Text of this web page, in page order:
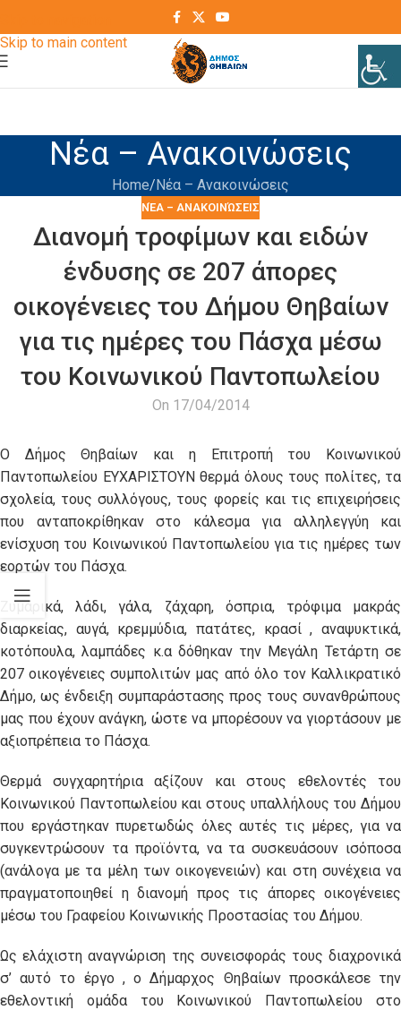
Skip to main content
Νέα – Ανακοινώσεις
Home Νέα – Ανακοινώσεις
ΝΈΑ – ΑΝΑΚΟΙΝΏΣΕΙΣ
Διανομή τροφίμων και ειδών
ένδυσης σε 207 άπορες
οικογένειες του Δήμου Θηβαίων
για τις ημέρες του Πάσχα μέσω
του Κοινωνικού Παντοπωλείου
On 17/04/2014
Ο Δήμος Θηβαίων και η Επιτροπή του Κοινωνικού
Παντοπωλείου ΕΥΧΑΡΙΣΤΟΥΝ θερμά όλους τους πολίτες, τα
σχολεία, τους συλλόγους, τους φορείς και τις επιχειρήσεις
που ανταποκρίθηκαν στο κάλεσμα για αλληλεγγύη και
ενίσχυση του Κοινωνικού Παντοπωλείου για τις ημέρες των
εορτών του Πάσχα.
Ζυμαρικά, λάδι, γάλα, ζάχαρη, όσπρια, τρόφιμα μακράς
διαρκείας, αυγά, κρεμμύδια, πατάτες, κρασί , αναψυκτικά,
κοτόπουλα, λαμπάδες κ.α δόθηκαν την Μεγάλη Τετάρτη σε
207 οικογένειες συμπολιτών μας από όλο τον Καλλικρατικό
Δήμο, ως ένδειξη συμπαράστασης προς τους συνανθρώπους
μας που έχουν ανάγκη, ώστε να μπορέσουν να γιορτάσουν με
αξιοπρέπεια το Πάσχα.
Θερμά συγχαρητήρια αξίζουν και στους εθελοντές του
Κοινωνικού Παντοπωλείου και στους υπαλλήλους του Δήμου
που εργάστηκαν πυρετωδώς όλες αυτές τις μέρες, για να
συγκεντρώσουν τα προϊόντα, να τα συσκευάσουν ισόποσα
(ανάλογα με τα μέλη των οικογενειών) και στη συνέχεια να
πραγματοποιηθεί η διανομή προς τις άπορες οικογένειες
μέσω του Γραφείου Κοινωνικής Προστασίας του Δήμου.
Ως ελάχιστη αναγνώριση της συνεισφοράς τους διαχρονικά
σ’ αυτό το έργο , ο Δήμαρχος Θηβαίων προσκάλεσε την
εθελοντική ομάδα του Κοινωνικού Παντοπωλείου στο